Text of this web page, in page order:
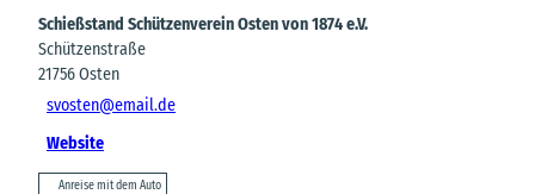
Schießstand Schützenverein Osten von 1874 e.V.
Schützenstraße
21756Osten
svosten@email.de
Website
Anreise mit dem Auto